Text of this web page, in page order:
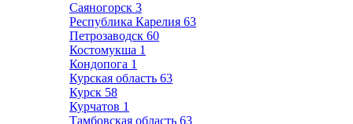
Саяногорск 3
Республика Карелия 63
Петрозаводск 60
Костомукша 1
Кондопога 1
Курская область 63
Курск 58
Курчатов 1
Тамбовская область 63